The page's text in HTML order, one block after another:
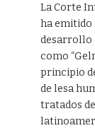
La Corte
ha emitido
desarrollo
como
principio
de lesa
tratados